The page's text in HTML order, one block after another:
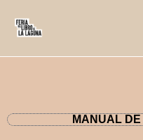
MANUAL